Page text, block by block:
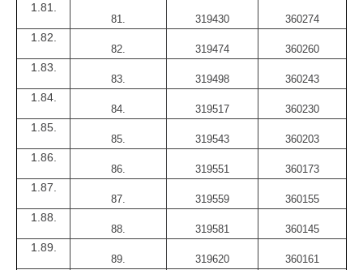
1.81.
81. 319430 360274
1.82.
82. 319474 360260
1.83.
83. 319498 360243
1.84.
84. 319517 360230
1.85.
85. 319543 360203
1.86.
86. 319551 360173
1.87.
87. 319559 360155
1.88.
88. 319581 360145
1.89.
89. 319620 360161